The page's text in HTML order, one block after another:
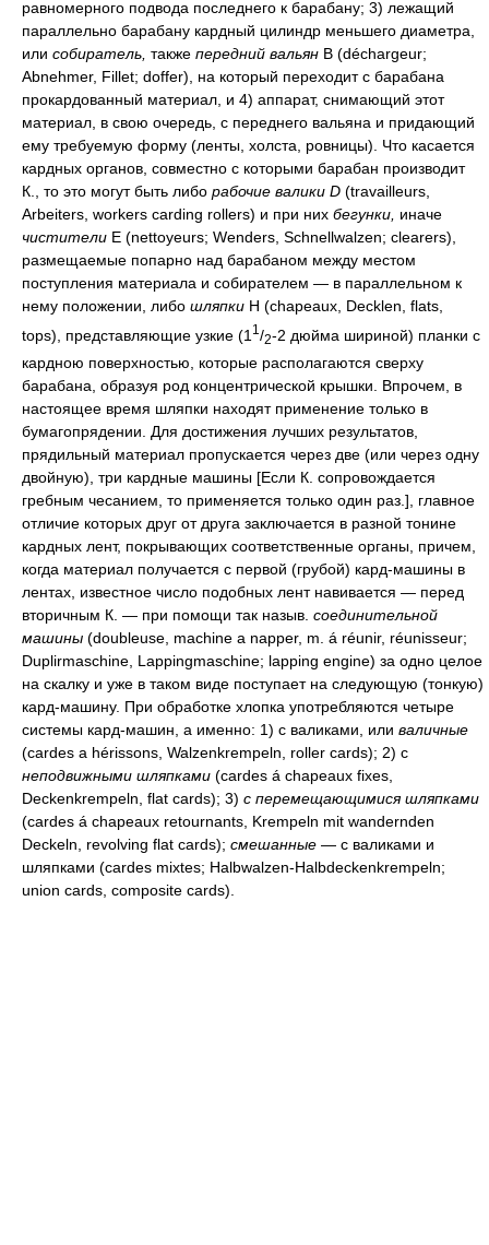
равномерного подвода последнего к барабану; 3) лежащий
параллельно барабану кардный цилиндр меньшего диаметра,
или собиратель, также передний вальян В (déchargeur;
Abnehmer, Fillet; doffer), на который переходит с барабана
прокардованный материал, и 4) аппарат, снимающий этот
материал, в свою очередь, с переднего вальяна и придающий
ему требуемую форму (ленты, холста, ровницы). Что касается
кардных органов, совместно с которыми барабан производит
К., то это могут быть либо рабочие валики D (travailleurs,
Arbeiters, workers carding rollers) и при них бегунки, иначе
чистители Е (nettoyeurs; Wenders, Schnellwalzen; clearers),
размещаемые попарно над барабаном между местом
поступления материала и собирателем — в параллельном к
нему положении, либо шляпки H (chapeaux, Decklen, flats,
tops), представляющие узкие (1 1 /2-2 дюйма шириной) планки с
кардною поверхностью, которые располагаются сверху
барабана, образуя род концентрической крышки. Впрочем, в
настоящее время шляпки находят применение только в
бумагопрядении. Для достижения лучших результатов,
прядильный материал пропускается через две (или через одну
двойную), три кардные машины [Если К. сопровождается
гребным чесанием, то применяется только один раз.], главное
отличие которых друг от друга заключается в разной тонине
кардных лент, покрывающих соответственные органы, причем,
когда материал получается с первой (грубой) кард-машины в
лентах, известное число подобных лент навивается — перед
вторичным К. — при помощи так назыв. соединительной
машины (doubleuse, machine а napper, m. á réunir, réunisseur;
Duplirmaschine, Lappingmaschine; lapping engine) за одно целое
на скалку и уже в таком виде поступает на следующую (тонкую)
кард-машину. При обработке хлопка употребляются четыре
системы кард-машин, а именно: 1) с валиками, или валичные
(cardes а hérissons, Walzenkrempeln, roller cards); 2) с
неподвижными шляпками (cardes á chapeaux fixes,
Deckenkrempeln, flat cards); 3) с перемещающимися шляпками
(cardes á chapeaux retournants, Krempeln mit wandernden
Deckeln, revolving flat cards); смешанные — с валиками и
шляпками (cardes mixtes; Halbwalzen-Halbdeckenkrempeln;
union cards, composite cards).